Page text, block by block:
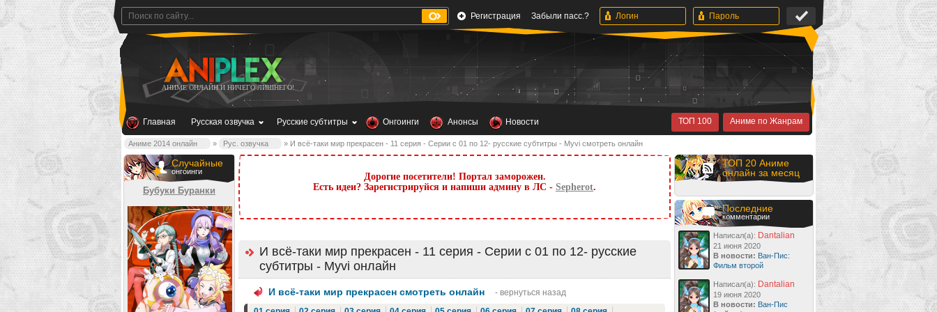
Регистрация Забыли пасс.?
АНИМЕ ОНЛАЙН И НИЧЕГО ЛИШНЕГО!
Главная Русская озвучка Русские субтитры Онгоинги Анонсы Новости ТОП 100 Аниме по Жанрам
Аниме 2014 онлайн » Рус. озвучка » И всё-таки мир прекрасен - 11 серия - Серии с 01 по 12- русские субтитры - Myvi смотреть онлайн
Случайные
онгоинги
Бубуки Буранки
ТОП 20 Аниме
онлайн за месяц
Последние
комментарии
Написал(а): Dantalian
21 июня 2020
В новости: Ван-Пис:
Фильм второй
Написал(а): Dantalian
19 июня 2020
В новости: Ван-Пис
Дорогие посетители! Портал заморожен.
Есть идеи? Зарегистрируйся и напиши админу в ЛС - Sepherot.
И всё-таки мир прекрасен - 11 серия - Серии с 01 по 12- русские
субтитры - Myvi онлайн
И всё-таки мир прекрасен смотреть онлайн
- вернуться назад